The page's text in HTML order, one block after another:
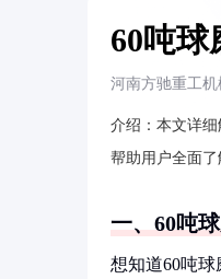
60吨球
河南方驰重工机
介绍： 本文详细
帮助用户全面了
一、60吨
想知道60吨